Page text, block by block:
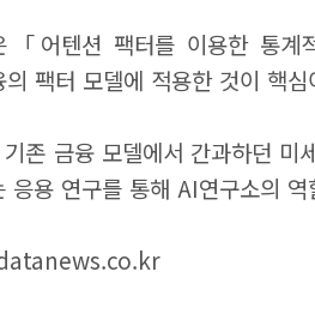
「어텐션 팩터를 이용한
팩터 모델에 적용한 것이 핵심
존 금융 모델에서 간과하던
응용 연구를 통해 AI연구소의